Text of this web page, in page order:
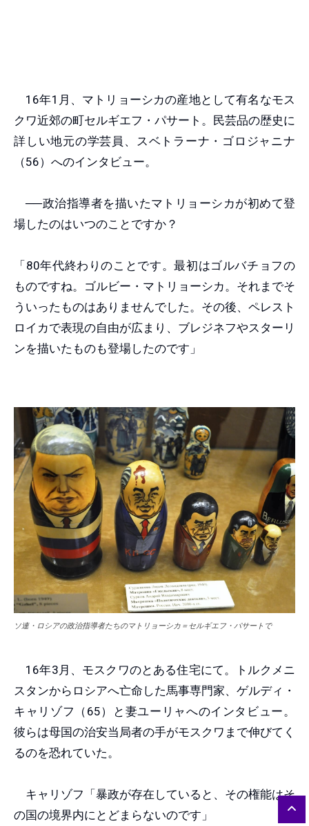
16年1月、マトリョーシカの産地として有名なモス
クワ近郊の町セルギエフ・パサート。民芸品の歴史に
詳しい地元の学芸員、スベトラーナ・ゴロジャニナ
（56）へのインタビュー。
──政治指導者を描いたマトリョーシカが初めて登
場したのはいつのことですか？
「80年代終わりのことです。最初はゴルバチョフの
ものですね。ゴルビー・マトリョーシカ。それまでそ
ういったものはありませんでした。その後、ペレスト
ロイカで表現の自由が広まり、ブレジネフやスターリ
ンを描いたものも登場したのです」
ソ連・ロシアの政治指導者たちのマトリョーシカ＝セルギエフ・パサートで
16年3月、モスクワのとある住宅にて。トルクメニ
スタンからロシアへ亡命した馬事専門家、ゲルディ・
キャリゾフ（65）と妻ユーリャへのインタビュー。
彼らは母国の治安当局者の手がモスクワまで伸びてく
るのを恐れていた。
キャリゾフ「暴政が存在していると、その権能はそ
の国の境界内にとどまらないのです」